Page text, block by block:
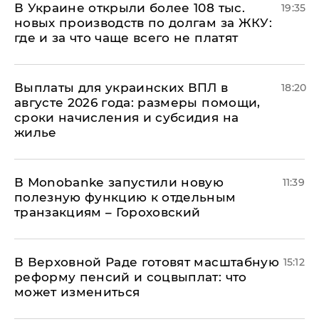
В Украине открыли более 108 тыс.
новых производств по долгам за ЖКУ:
где и за что чаще всего не платят
19:35
Выплаты для украинских ВПЛ в
августе 2026 года: размеры помощи,
сроки начисления и субсидия на
жилье
18:20
В Мonobankе запустили новую
полезную функцию к отдельным
транзакциям – Гороховский
11:39
В Верховной Раде готовят масштабную
реформу пенсий и соцвыплат: что
может измениться
15:12